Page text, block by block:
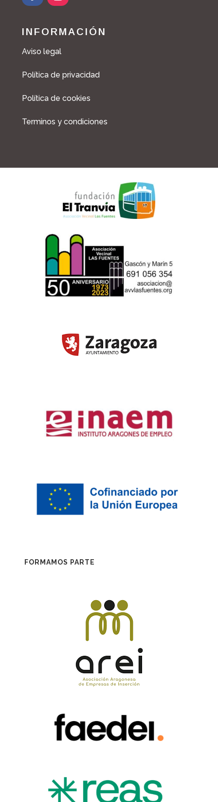
INFORMACIÓN
Aviso legal
Política de privacidad
Política de cookies
Terminos y condiciones
FORMAMOS PARTE